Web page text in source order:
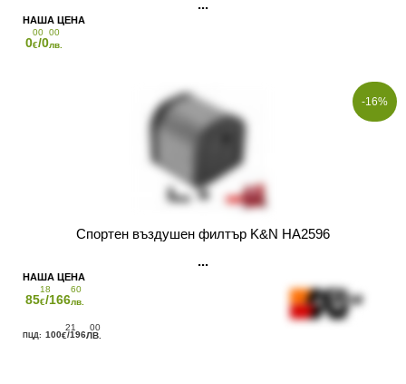
0
00
€/0
00
лв.
-16%
Спортен въздушен филтър K&N HA2596
85
18
€/166
60
лв.
100
21
€/196
00
ЛВ.